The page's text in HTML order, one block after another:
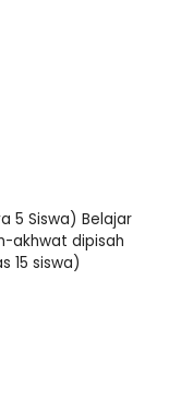
5 Siswa) Belajar
akhwat dipisah
15 siswa)